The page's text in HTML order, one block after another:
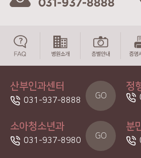
산부인과센터
031-937-8888 GO
정
소아청소년과
031-937-8980 GO
분